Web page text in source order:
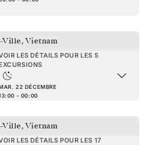
Ville,Vietnam
LES DÉTAILS POUR LES 5
22 DÉCEMBRE
- 00:00
Ville,Vietnam
LES DÉTAILS POUR LES 17